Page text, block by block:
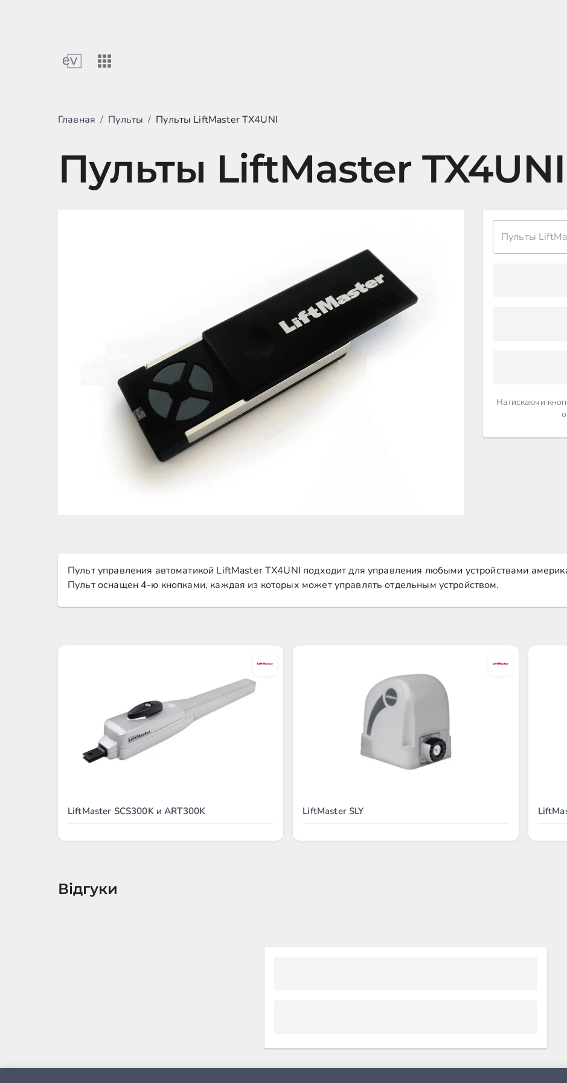
Главная / Пульты / Пульты LiftMaster TX4UNI
Пульты LiftMaster TX4UNI
Пульты
Натискаючи
Пульт управления автоматикой LiftMaster TX4UNI подходит для управления любыми устройствами
Пульт оснащен 4-ю кнопками, каждая из которых может управлять отдельным устройством.
LiftMaster SCS300K и ART300K LiftMaster SLY
Відгуки